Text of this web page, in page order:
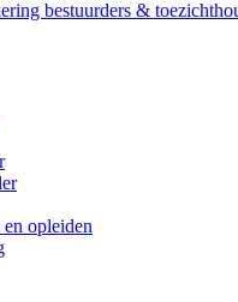
bestuurders &
opleiden